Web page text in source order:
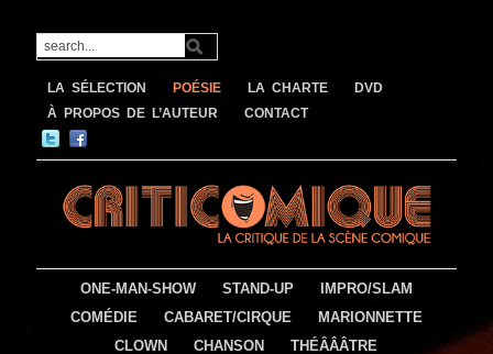
LA SÉLECTION POÉSIE LA CHARTE
DVD
À PROPOS DE L’AUTEUR
CONTACT
ONE-MAN-SHOW STAND-UP
IMPRO/SLAM
COMÉDIE
CABARET/CIRQUE
MARIONNETTE
CLOWN
CHANSON THÉÂÂÂTRE